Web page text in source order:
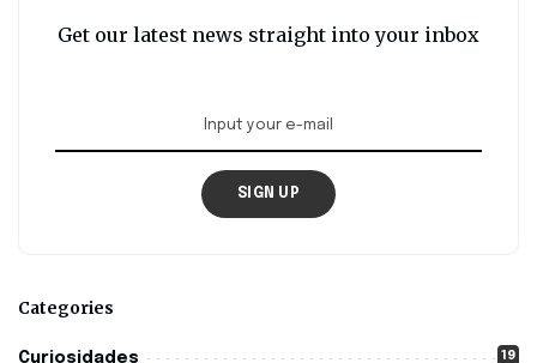
Get our latest news straight into your inbox
SIGN UP
Categories
Curiosidades 19